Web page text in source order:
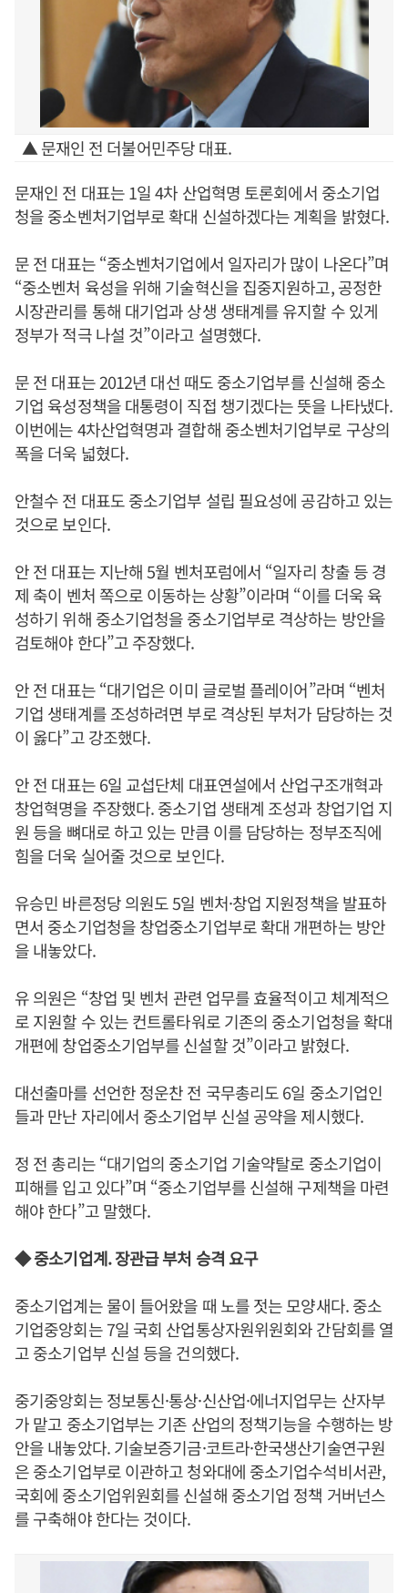
▲ 문재인 전 더불어민주당 대표.
문재인 전 대표는 1일 4차 산업혁명 토론회에서 중소기업
청을 중소벤처기업부로 확대 신설하겠다는 계획을 밝혔다.
문 전 대표는 “중소벤처기업에서 일자리가 많이 나온다”며
“중소벤처 육성을 위해 기술혁신을 집중지원하고, 공정한
시장관리를 통해 대기업과 상생 생태계를 유지할 수 있게
정부가 적극 나설 것”이라고 설명했다.
문 전 대표는 2012년 대선 때도 중소기업부를 신설해 중소
기업 육성정책을 대통령이 직접 챙기겠다는 뜻을 나타냈다.
이번에는 4차산업혁명과 결합해 중소벤처기업부로 구상의
폭을 더욱 넓혔다.
안철수 전 대표도 중소기업부 설립 필요성에 공감하고 있는
것으로 보인다.
안 전 대표는 지난해 5월 벤처포럼에서 “일자리 창출 등 경
제 축이 벤처 쪽으로 이동하는 상황”이라며 “이를 더욱 육
성하기 위해 중소기업청을 중소기업부로 격상하는 방안을
검토해야 한다”고 주장했다.
안 전 대표는 “대기업은 이미 글로벌 플레이어”라며 “벤처
기업 생태계를 조성하려면 부로 격상된 부처가 담당하는 것
이 옳다”고 강조했다.
안 전 대표는 6일 교섭단체 대표연설에서 산업구조개혁과
창업혁명을 주장했다. 중소기업 생태계 조성과 창업기업 지
원 등을 뼈대로 하고 있는 만큼 이를 담당하는 정부조직에
힘을 더욱 실어줄 것으로 보인다.
유승민 바른정당 의원도 5일 벤처·창업 지원정책을 발표하
면서 중소기업청을 창업중소기업부로 확대 개편하는 방안
을 내놓았다.
유 의원은 “창업 및 벤처 관련 업무를 효율적이고 체계적으
로 지원할 수 있는 컨트롤타워로 기존의 중소기업청을 확대
개편에 창업중소기업부를 신설할 것”이라고 밝혔다.
대선출마를 선언한 정운찬 전 국무총리도 6일 중소기업인
들과 만난 자리에서 중소기업부 신설 공약을 제시했다.
정 전 총리는 “대기업의 중소기업 기술약탈로 중소기업이
피해를 입고 있다”며 “중소기업부를 신설해 구제책을 마련
해야 한다”고 말했다.
◆ 중소기업계. 장관급 부처 승격 요구
중소기업계는 물이 들어왔을 때 노를 젓는 모양새다. 중소
기업중앙회는 7일 국회 산업통상자원위원회와 간담회를 열
고 중소기업부 신설 등을 건의했다.
중기중앙회는 정보통신·통상·신산업·에너지업무는 산자부
가 맡고 중소기업부는 기존 산업의 정책기능을 수행하는 방
안을 내놓았다. 기술보증기금·코트라·한국생산기술연구원
은 중소기업부로 이관하고 청와대에 중소기업수석비서관,
국회에 중소기업위원회를 신설해 중소기업 정책 거버넌스
를 구축해야 한다는 것이다.